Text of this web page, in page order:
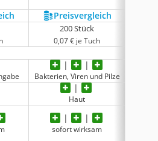
Preis­vergleich
200 Stück
0,07 € je Tuch
Bakterien, Viren und Pilze
Haut
sofort wirksam